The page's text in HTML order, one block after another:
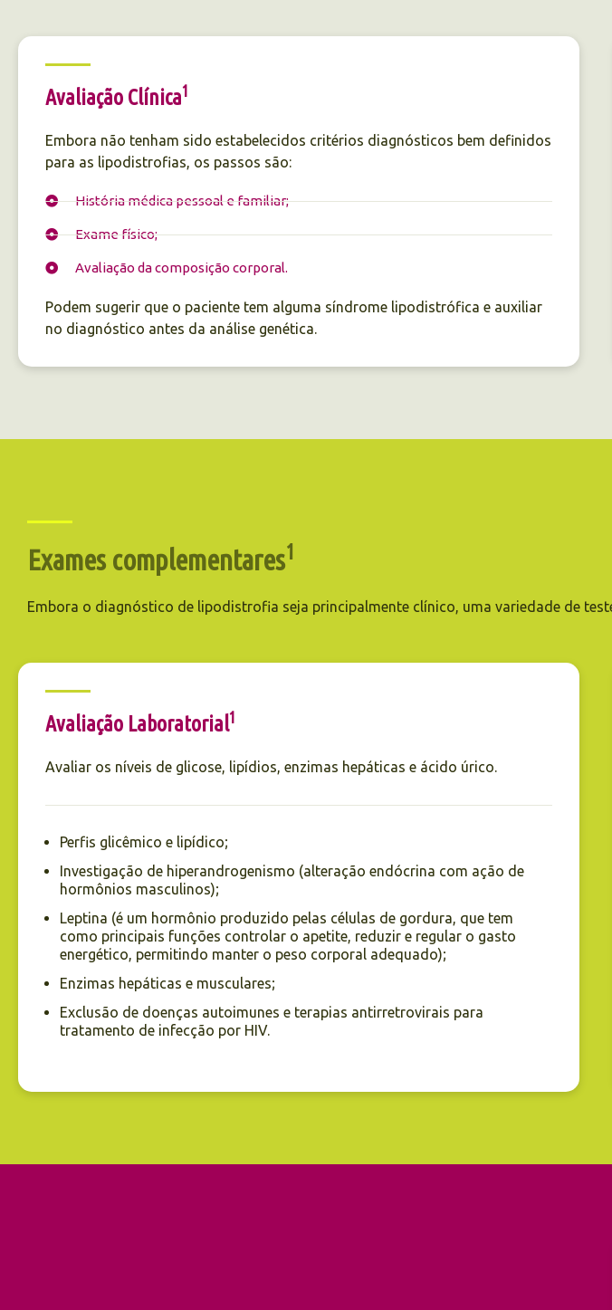
Avaliação Clínica1
Embora não tenham sido estabelecidos critérios diagnósticos bem definidos
para as lipodistrofias, os passos são:
História médica pessoal e familiar;
Exame físico;
Avaliação da composição corporal.
Podem sugerir que o paciente tem alguma síndrome lipodistrófica e auxiliar
no diagnóstico antes da análise genética.
Exames complementares1
Embora o diagnóstico de lipodistrofia seja principalmente clínico, uma variedade de
Avaliação Laboratorial1
Avaliar os níveis de glicose, lipídios, enzimas hepáticas e ácido úrico.
Perfis glicêmico e lipídico;
Investigação de hiperandrogenismo (alteração endócrina com ação de
hormônios masculinos);
Leptina (é um hormônio produzido pelas células de gordura, que tem
como principais funções controlar o apetite, reduzir e regular o gasto
energético, permitindo manter o peso corporal adequado);
Enzimas hepáticas e musculares;
Exclusão de doenças autoimunes e terapias antirretrovirais para
tratamento de infecção por HIV.